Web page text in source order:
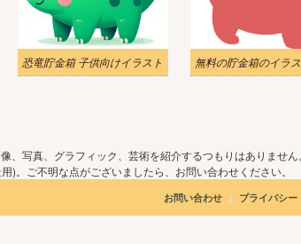
恐竜貯金箱 子供向けイラスト 無料の貯金箱のイラ
、写真、グラフィック、芸術を紹介するつもりはありませ
。ご不明な点がございましたら、お問い合わせください。
お問い合わせ | プライバシー